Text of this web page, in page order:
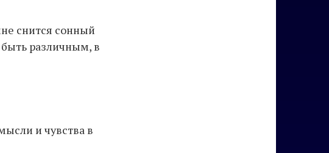
снится сонный
различным, в
и чувства в